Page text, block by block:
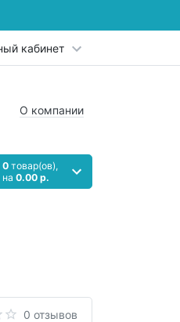
кабинет
О компании
0товар(ов),
на 0.00 р.
0 отзывов